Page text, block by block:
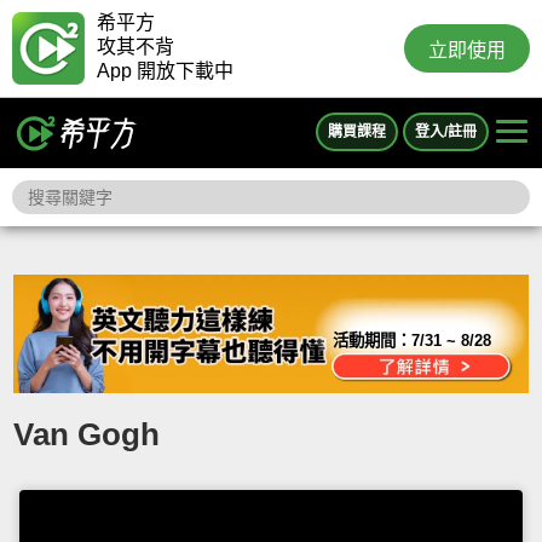
希平方
攻其不背
App 開放下載中
立即使用
購買課程 登入/註冊
活動期間：7/31 ~ 8/28
Van Gogh